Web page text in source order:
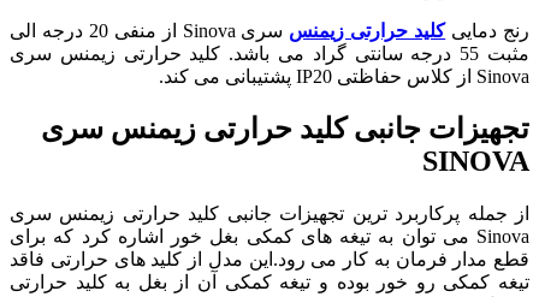
رنج دماییکلید حرارتی زیمنس
سری Sinova از منفی 20 درجه الی
مثبت 55 درجه سانتی گراد می باشد. کلید حرارتی زیمنس سری
Sinova از کلاس حفاظتی IP20 پشتیبانی می کند.
تجهیزات جانبی کلید حرارتی زیمنس سری
SINOVA
از جمله پرکاربرد ترین تجهیزات جانبی کلید حرارتی زیمنس سری
Sinova می توان به تیغه های کمکی بغل خور اشاره کرد که برای
قطع مدار فرمان به کار می رود.این مدل از کلید های حرارتی فاقد
تیغه کمکی رو خور بوده و تیغه کمکی آن از بغل به کلید حرارتی